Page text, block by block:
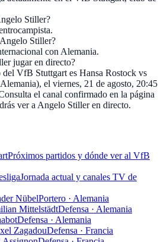
Stiller?
Stiller?
con Alemania.
jugar en directo?
VfB Stuttgart es Hansa Rostock vs
el viernes, 21 de agosto, 20:45
el canal confirmado en la página
ver a Angelo Stiller en directo.
Próximos partidos y dónde ver al VfB
Jornada actual y canales TV de
NübelPortero · Alemania
MittelstädtDefensa · Alemania
Defensa · Alemania
ZagadouDefensa · Francia